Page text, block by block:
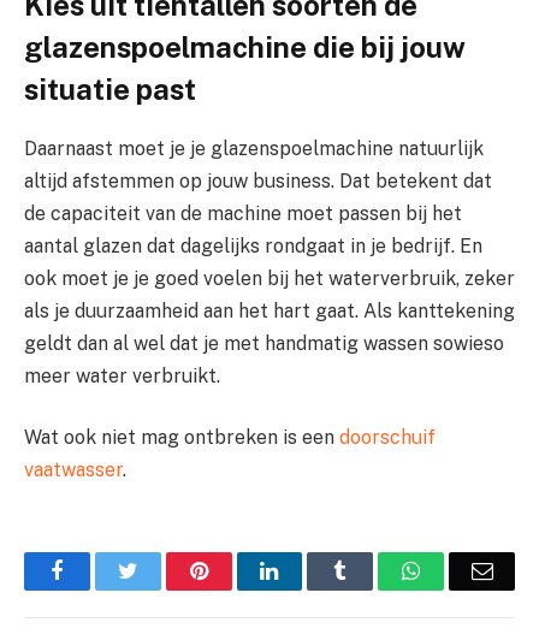
glazenspoelmachine die bij jouw
situatie past
Daarnaast moet je je glazenspoelmachine natuurlijk
altijd afstemmen op jouw business. Dat betekent dat
de capaciteit van de machine moet passen bij het
aantal glazen dat dagelijks rondgaat in je bedrijf. En
ook moet je je goed voelen bij het waterverbruik, zeker
als je duurzaamheid aan het hart gaat. Als kanttekening
geldt dan al wel dat je met handmatig wassen sowieso
meer water verbruikt.
Wat ook niet mag ontbreken is een doorschuif
vaatwasser.
FacebookTwitter PinterestLinkedIn Tumblr WhatsApp